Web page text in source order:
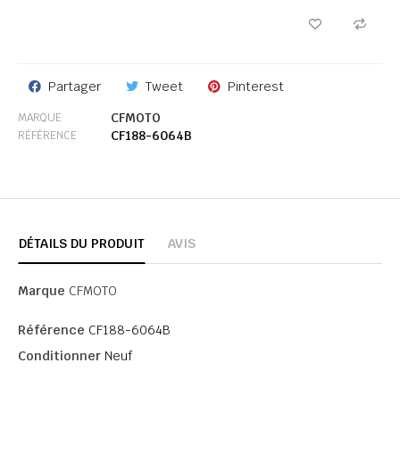
Partager Tweet Pinterest
MARQUE CFMOTO
RÉFÉRENCE CF188-6064B
DÉTAILS DU PRODUIT AVIS
Marque CFMOTO
Référence CF188-6064B
Conditionner Neuf